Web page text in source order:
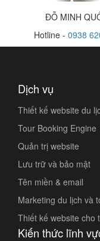
ĐỖ MINH
Hotline - 0938
Dịch vụ
Thiết kế website du
Tour Booking Engine
Quản trị website
Lưu trữ và bảo mật
Tên miền & email
Marketing du lịch và
Thiết kế website cho
Kiến thức lĩnh